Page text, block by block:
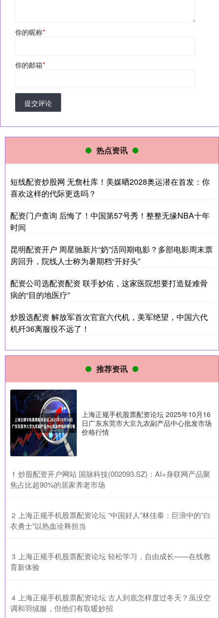
你的昵称*
你的邮箱*
提交评论
热点资讯
短线配资炒股网 无詹杜库！美媒晒2028奥运潜在首发：你
喜欢这样的代际更迭吗？
配资门户查询 后悔了！中国第57号秀！整整无缘NBA十年
时间
昆明配资开户 周星驰新片“奶”活同期电影？多部电影周末票
房回升，院线人士称为暑期档“开好头”
配资公司选配资配资 联手妙佑，这家医院想要打造疑难骨
病的“目的地医疗”
炒股选配资 解放军首次官宣六代机，美军绝望，中国六代
机歼36离服役不远了！
推荐资讯
上海正规手机股票配资论坛 2025年10月16
日广东东莞市大京九农副产品中心批发市场
价格行情
1 ​炒股配资开户网站 国脉科技(002093.SZ)：AI+身联网产品聚
焦占比超90%的居家养老市场
2 ​上海正规手机股票配资论坛 “中国好人”林佳泰：巨浪中的“白
衣勇士”以热血诠释担当
3 ​上海正规手机股票配资论坛 轻松学习，自由成长——在线教
育新体验
4 ​上海正规手机股票配资论坛 古人到底怎样度过冬天？虽没空
调和羽绒服，但他们有取暖妙招